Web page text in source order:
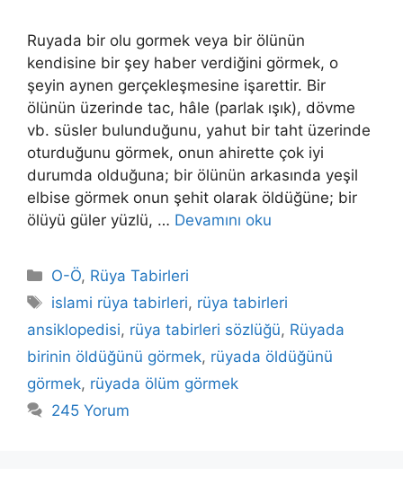
Ruyada bir olu gormek veya bir ölünün
kendisine bir şey haber verdiğini görmek, o
şeyin aynen gerçekleşmesine işarettir. Bir
ölünün üzerinde tac, hâle (parlak ışık), döv­me
vb. süsler bulunduğunu, yahut bir taht üzerinde
oturduğunu görmek, onun ahirette çok iyi
durumda olduğuna; bir ölünün arkasında yeşil
elbise görmek onun şehit olarak öldüğüne; bir
ölüyü güler yüzlü, … Devamını oku
Kategoriler
O-Ö, Rüya Tabirleri
Etiketler
islami rüya tabirleri, rüya tabirleri
ansiklopedisi, rüya tabirleri sözlüğü, Rüyada
birinin öldüğünü görmek, rüyada öldüğünü
görmek, rüyada ölüm görmek
245 Yorum